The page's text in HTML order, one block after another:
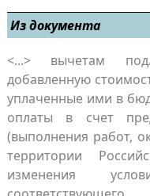
Из документа
<...> вычетам
добавленную
уплаченные ими в
оплаты в счет
(выполнения работ,
территории
изменения